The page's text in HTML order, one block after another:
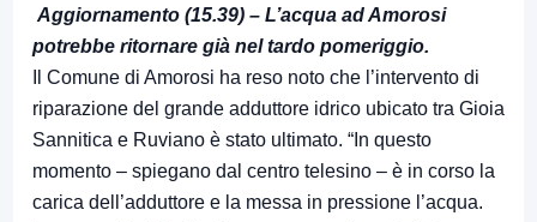
Aggiornamento (15.39) – L’acqua ad Amorosi
potrebbe ritornare già nel tardo pomeriggio.
Il Comune di Amorosi ha reso noto che l’intervento di
riparazione del grande adduttore idrico ubicato tra Gioia
Sannitica e Ruviano è stato ultimato. “In questo
momento – spiegano dal centro telesino – è in corso la
carica dell’adduttore e la messa in pressione l’acqua.